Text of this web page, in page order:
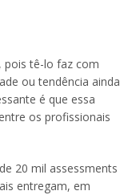
pois tê-lo faz com
ou tendência ainda
é que essa
os profissionais
20 mil assessments
entregam, em